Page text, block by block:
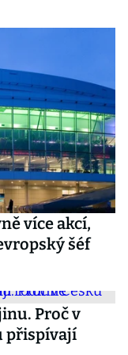
více akcí,
šéf
Proč v
přispívají